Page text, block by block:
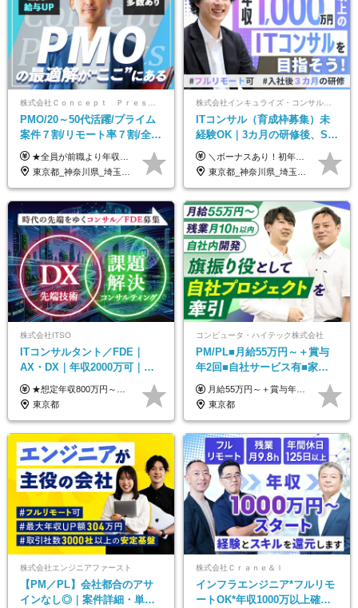
PMO/20～50代活躍/プライム
案件７割/リモート率７割/全員
前職より年収UP/有給取得率
100%
★全員が前職より年収UPを実現！ ★前職給与より120％アップ実績あり ★前職給与を最大限に考慮 ★入社4年目で年収800万円の社員も在籍！ 年俸420万円～960万円（1/12を毎月支給）＋インセンティブ＋各種手当 ※経験・スキルを考慮の上、決定します ※試用期間6ヶ月あり（期間中の給与、待遇に差異はありません） ※上記金額には固定残業代(月20時間／月5.6万円)を含みます ※超過分は別途全額支給します
東京都_神奈川県_埼玉県_千葉県
ITコンサル（育成枠募集）未
経験OK｜3カ月の研修後、SE
からコンサルへステップアッ
プ｜リモート8割以上
＼ボーナスあり！初年度から年収300万円以上／ ■月給24万2,200円～35万円＋賞与＋各種手当 ※経験・年齢・能力等を考慮し決定いたします。 ※試用期間中（3カ月）は契約社員で、月給21万円＋諸手当になります。 （試用期間中は残業が発生しません。その他の待遇に変更はありません。） ＼自分の市場価値が上がる／ 定量評価×定性評価の明確な基準での評価制度を設けており、自分の目標達成度合いや仕事に対しての姿勢が給与にも反映されるようになっています。そのため、平均昇給額は40万円以上！100万円以上昇給する人もいます！ 【固定残業代について】 固定残業30時間分（46,000円～69,375円）を含む ※超過分は別途全額支給
東京都_神奈川県_埼玉県_千葉県_大阪府_愛知県_北海道_青森県_岩手県_宮城県_秋田県_山形県_福島県_茨城県_栃木県_群馬県_新潟県_山梨県_長野県_富山県_石川県_福井県_静岡県_岐阜県_三重県_兵庫県_京都府_滋賀県_奈良県_和歌山県_広島県_岡山県_鳥取県_島根県_山口県_徳島県_香川県_愛媛県_高知県_福岡県_熊本県_佐賀県_長崎県_大分県_宮崎県_鹿児島県_沖縄県
株式会社ITSO
ITコンサルタント／FDE｜
AX・DX｜年収2000万可｜取
引先の9割が大手企業｜残業月
10h｜リモート案件有
★想定年収800万円～最大2000万円可 ★前職給与を考慮 ★ストックオプション付与あり（IPO間近） ★昇給制度あり ┗入社6カ月後に3％以上の昇給があります。その後、業績に合わせて適宜、昇給します。 月給66万円～166.6万円 ※経験、スキルにあわせて相談のうえ決定します。 ※残業手当は残業時間に応じて別途全額支給 ※試用期間6ヶ月（期間中、給与・待遇に差異はありません）
東京都
コンピュータ・ハイテック株式会社
PM/PL■月給55万円～＋賞与
年2回■自社サービス有■家族
手当有■残業月10h
月給55万円～＋賞与年2回＋決算賞与＋残業代全額支給＋各手当 ※月給の金額は経験やスキルを考慮して、決定します ※残業代は別途全額支給します ※試用期間6ヶ月（期間中の給与・待遇に差異はありません） ★7期連続決算賞与支給中！
東京都
株式会社エンジニアファースト
【PM／PL】会社都合のアサ
インなし◎｜案件詳細・単
株式会社Ｃｒａｎｅ＆Ｉ
インフラエンジニア*フルリモ
ートOK*年収1000万以上確約*